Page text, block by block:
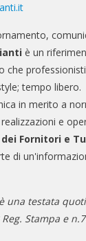
è un
che
tempo libero.
in merito a
e
Fornitori e
di
una testata
Stampa e